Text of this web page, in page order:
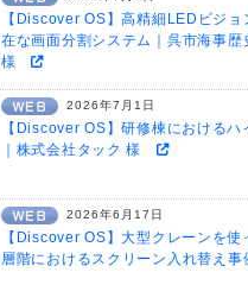
【Discover OS】高精細LEDビジ
在な画面分割システム｜呉市海事
様
2026年7月1日
【Discover OS】研修棟における
｜株式会社タック 様
2026年6月17日
【Discover OS】大型クレーンを
層階におけるスクリーン入れ替え